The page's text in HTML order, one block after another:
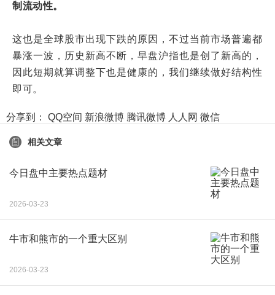
制流动性。
这也是全球股市出现下跌的原因，不过当前市场普遍都
暴涨一波，历史新高不断，早盘沪指也是创了新高的，
因此短期就算调整下也是健康的，我们继续做好结构性
即可。
分享到： QQ空间 新浪微博 腾讯微博 人人网 微信
相关文章
今日盘中主要热点题材
2026-03-23
牛市和熊市的一个重大区别
2026-03-23